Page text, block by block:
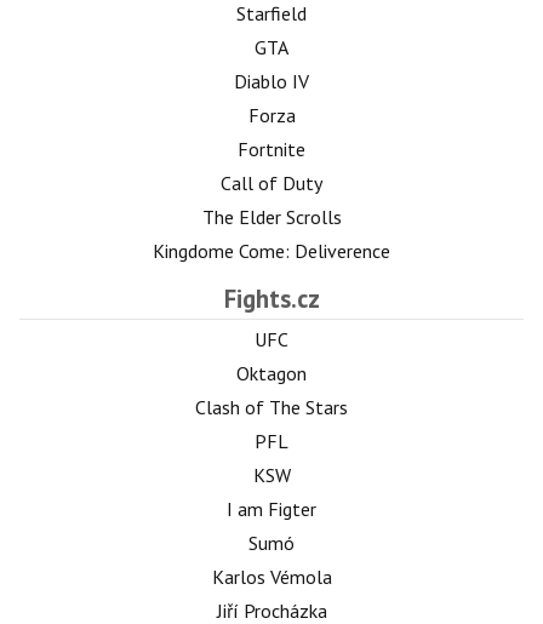
Starfield
GTA
Diablo IV
Forza
Fortnite
Call of Duty
The Elder Scrolls
Kingdome Come: Deliverence
Fights.cz
UFC
Oktagon
Clash of The Stars
PFL
KSW
I am Figter
Sumó
Karlos Vémola
Jiří Procházka